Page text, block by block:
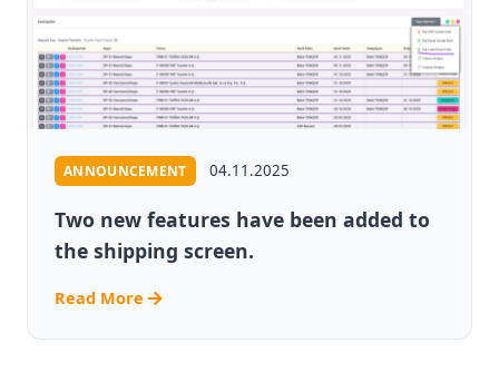
ANNOUNCEMENT 04.11.2025
Two new features have been added to
the shipping screen.
Read More